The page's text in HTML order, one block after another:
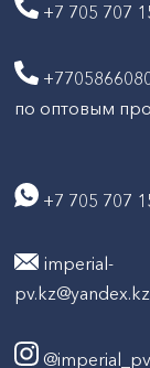
+7 705 707
по оптовым
+7 705 707
imperial-
pv.kz@yandex.kz